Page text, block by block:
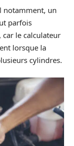
notamment, un
parfois
car le calculateur
lorsque la
cylindres.